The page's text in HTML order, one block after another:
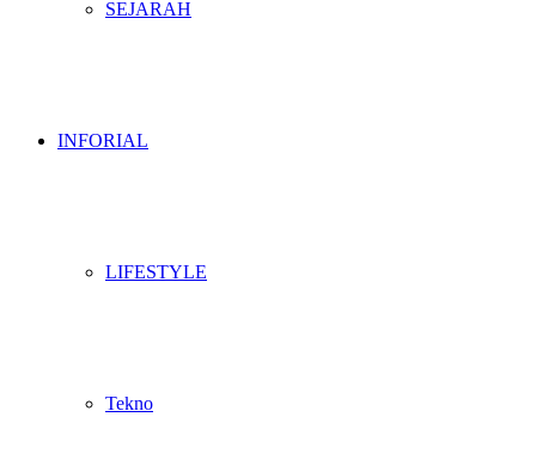
SEJARAH
INFORIAL
LIFESTYLE
Tekno